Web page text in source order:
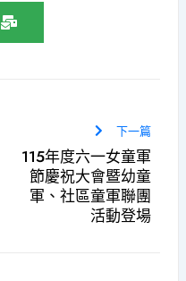
下一篇
115年度六一女童軍
節慶祝大會暨幼童
軍、社區童軍聯團
活動登場